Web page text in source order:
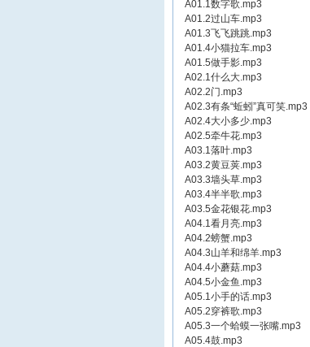
A01.1数字歌.mp3
A01.2过山车.mp3
A01.3飞飞跳跳.mp3
A01.4小猫拉车.mp3
A01.5做手影.mp3
A02.1什么大.mp3
A02.2门.mp3
A02.3有条“蚯蚓”真可笑.mp3
A02.4大小多少.mp3
A02.5牵牛花.mp3
A03.1落叶.mp3
A03.2黄豆荚.mp3
A03.3墙头草.mp3
A03.4半半歌.mp3
A03.5金花银花.mp3
A04.1看月亮.mp3
A04.2螃蟹.mp3
A04.3山羊和绵羊.mp3
A04.4小蘑菇.mp3
A04.5小金鱼.mp3
A05.1小手的话.mp3
A05.2穿裤歌.mp3
A05.3一个蛤蟆一张嘴.mp3
A05.4鼓.mp3